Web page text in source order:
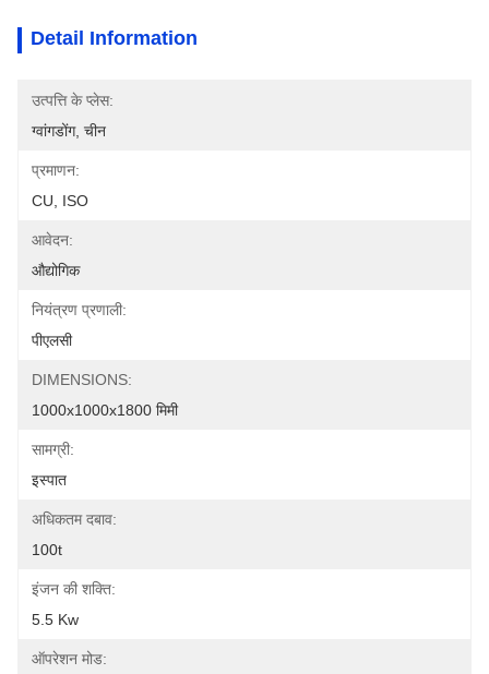
Detail Information
उत्पत्ति के प्लेस:
ग्वांगडोंग, चीन
प्रमाणन:
CU, ISO
आवेदन:
औद्योगिक
नियंत्रण प्रणाली:
पीएलसी
DIMENSIONS:
1000x1000x1800 मिमी
सामग्री:
इस्पात
अधिकतम दबाव:
100t
इंजन की शक्ति:
5.5 Kw
ऑपरेशन मोड: